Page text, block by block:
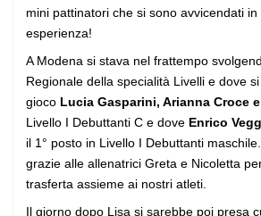
mini pattinatori che si sono avvicendati
esperienza!
A Modena si stava nel frattempo
Regionale della specialità Livelli e dove
gioco Lucia Gasparini, Arianna Croce
Livello I Debuttanti C e dove Enrico
il 1° posto in Livello I Debuttanti
grazie alle allenatrici Greta e Nicoletta
trasferta assieme ai nostri atleti.
Il giorno dopo Lisa si sarebbe poi presa